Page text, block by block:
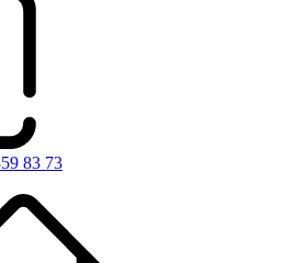
83 73